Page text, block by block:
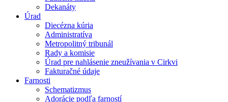
Dekanáty
Úrad
Diecézna kúria
Administratíva
Metropolitný tribunál
Rady a komisie
Úrad pre nahlásenie zneužívania v Cirkvi
Fakturačné údaje
Farnosti
Schematizmus
Adorácie podľa farností